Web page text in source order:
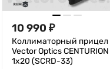
10 990 ₽
Коллиматорный прицел
Vector Optics CENTURION
1x20 (SCRD-33)